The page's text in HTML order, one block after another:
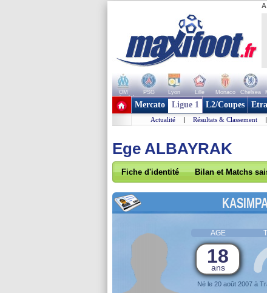
OM PSG Lyon Lille Monaco Chelsea
+ de clubs
Mercato Ligue 1 L2/Coupes
Actualité | Résultats & Classement |
Ege ALBAYRAK
Fiche d'identité Bilan et Matchs
AGE
18
ans
Né le 20 août 2007 à